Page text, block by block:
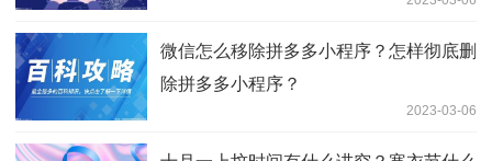
微信怎么移除拼多多小程序？怎样彻底删
除拼多多小程序？
2023-03-06